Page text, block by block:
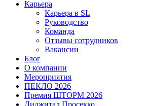
Карьера
Карьера в SL
Руководство
Команда
Отзывы сотрудников
Вакансии
Блог
О компании
Мероприятия
ПЕКЛО 2026
Премия ШТОРМ 2026
Диджитал Просекко